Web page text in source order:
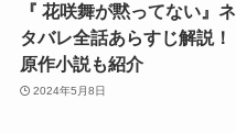
『 花咲舞が黙ってない』ネ
タバレ全話あらすじ解説！
原作小説も紹介
2024年5月8日